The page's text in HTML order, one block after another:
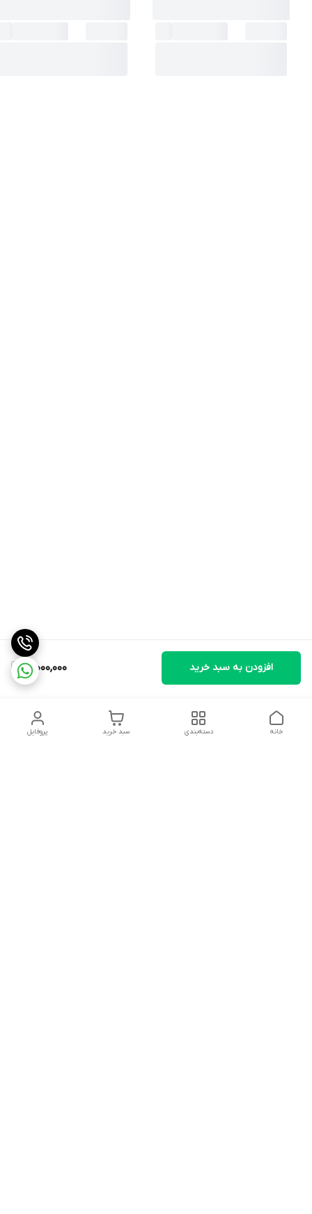
16,000,000 افزودن به سبد خرید
پروفایل سبد خرید دسته‌بندی خانه